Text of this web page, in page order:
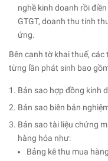
nghề kinh doanh rồi
GTGT, doanh thu tính
ứng.
Bên cạnh tờ khai thuế,
từng lần phát sinh bao
Bản sao hợp đồng kinh
Bản sao biên bản
Bản sao tài liệu chứng
hàng hóa như:
Bảng kê thu mua